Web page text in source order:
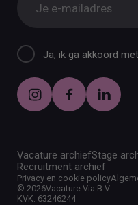
Ja, ik ga akkoord
Vacature archiefStage
Recruitment archief
©2026Vacature Via B.V.
KVK: 63246244
Privacy en cookie policy